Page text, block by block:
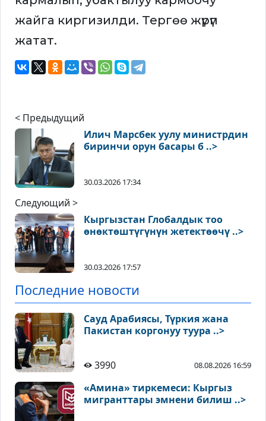
жайга киргизилди. Тергөө жүрүп
жатат.
< Предыдущий
Илич Марсбек уулу министрдин
биринчи орун басары б ..>
30.03.2026 17:34
Следующий >
Кыргызстан Глобалдык тоо
өнөктөштүгүнүн жетектөөчү ..>
30.03.2026 17:57
Последние новости
Сауд Арабиясы, Түркия жана
Пакистан коргонуу туура ..>
3990 08.08.2026 16:59
«Амина» тиркемеси: Кыргыз
мигранттары эмнени билиш ..>